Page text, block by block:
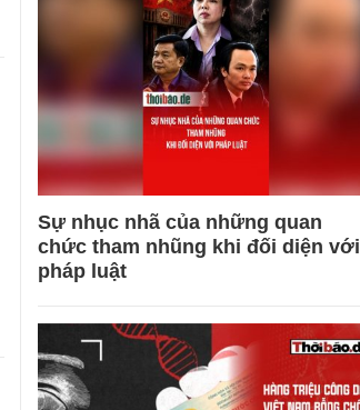
Sự nhục nhã của những quan
chức tham nhũng khi đối diện với
pháp luật